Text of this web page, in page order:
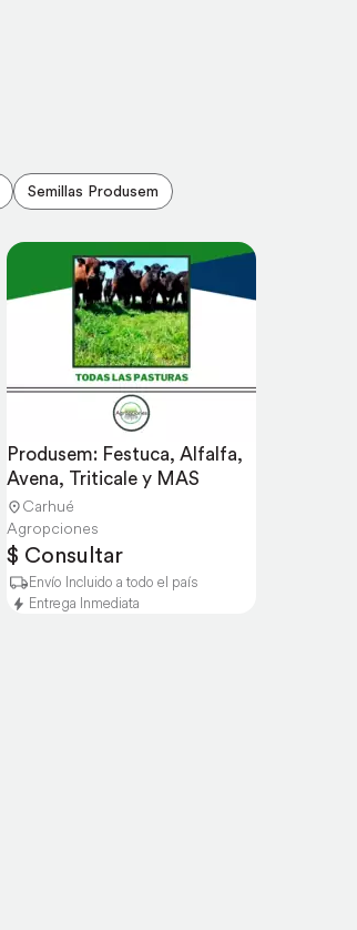
Semillas Produsem
Produsem: Festuca, Alfalfa,
Avena, Triticale y MAS
Carhué
Agropciones
$ Consultar
Envío Incluido a todo el país
Entrega Inmediata